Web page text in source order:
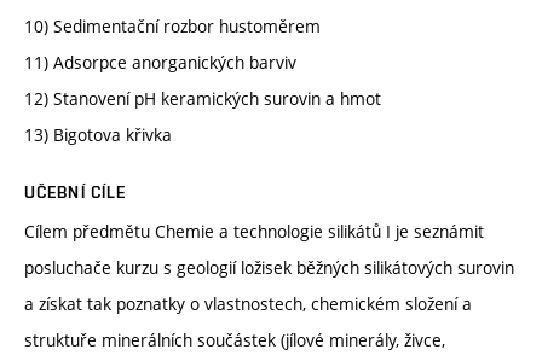
10) Sedimentační rozbor hustoměrem
11) Adsorpce anorganických barviv
12) Stanovení pH keramických surovin a hmot
13) Bigotova křivka
UČEBNÍ CÍLE
Cílem předmětu Chemie a technologie silikátů I je seznámit
posluchače kurzu s geologií ložisek běžných silikátových surovin
a získat tak poznatky o vlastnostech, chemickém složení a
struktuře minerálních součástek (jílové minerály, živce,